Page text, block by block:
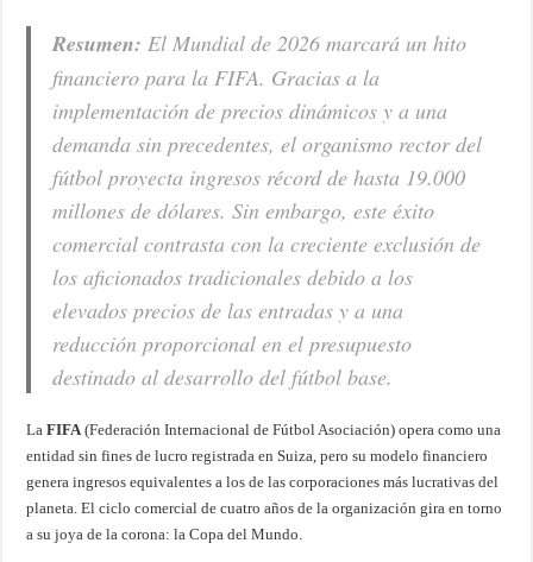
Resumen: El Mundial de 2026 marcará un hito
financiero para la FIFA. Gracias a la
implementación de precios dinámicos y a una
demanda sin precedentes, el organismo rector del
fútbol proyecta ingresos récord de hasta 19.000
millones de dólares. Sin embargo, este éxito
comercial contrasta con la creciente exclusión de
los aficionados tradicionales debido a los
elevados precios de las entradas y a una
reducción proporcional en el presupuesto
destinado al desarrollo del fútbol base.
LaFIFA(Federación Internacional de Fútbol Asociación) opera como una
entidad sin fines de lucro registrada en Suiza, pero su modelo financiero
genera ingresos equivalentes a los de las corporaciones más lucrativas del
planeta. El ciclo comercial de cuatro años de la organización gira en torno
a su joya de la corona: la Copa del Mundo.